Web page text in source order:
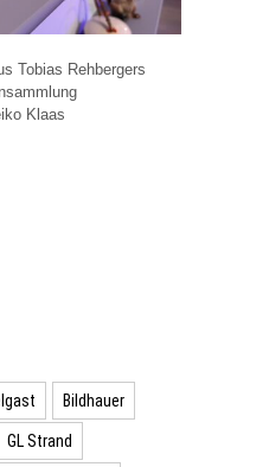
Tobias Rehbergers
Klaas
Bildhauer
GL Strand